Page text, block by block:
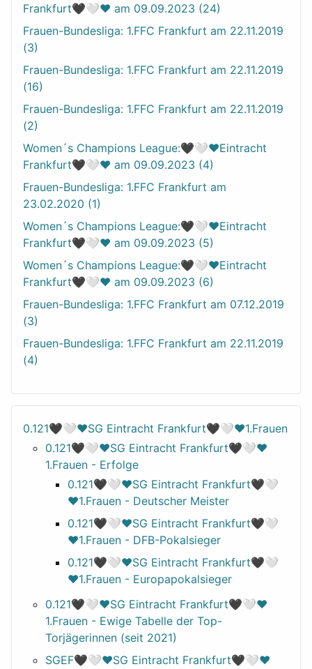
Frankfurt🖤🤍❤️ am 09.09.2023 (24)
Frauen-Bundesliga: 1.FFC Frankfurt am 22.11.2019
(3)
Frauen-Bundesliga: 1.FFC Frankfurt am 22.11.2019
(16)
Frauen-Bundesliga: 1.FFC Frankfurt am 22.11.2019
(2)
Women´s Champions League:🖤🤍❤️Eintracht
Frankfurt🖤🤍❤️ am 09.09.2023 (4)
Frauen-Bundesliga: 1.FFC Frankfurt am
23.02.2020 (1)
Women´s Champions League:🖤🤍❤️Eintracht
Frankfurt🖤🤍❤️ am 09.09.2023 (5)
Women´s Champions League:🖤🤍❤️Eintracht
Frankfurt🖤🤍❤️ am 09.09.2023 (6)
Frauen-Bundesliga: 1.FFC Frankfurt am 07.12.2019
(3)
Frauen-Bundesliga: 1.FFC Frankfurt am 22.11.2019
(4)
0.121🖤🤍❤️SG Eintracht Frankfurt🖤🤍❤️1.Frauen
0.121🖤🤍❤️SG Eintracht Frankfurt🖤🤍❤️
1.Frauen - Erfolge
0.121🖤🤍❤️SG Eintracht Frankfurt🖤🤍
❤️1.Frauen - Deutscher Meister
0.121🖤🤍❤️SG Eintracht Frankfurt🖤🤍
❤️1.Frauen - DFB-Pokalsieger
0.121🖤🤍❤️SG Eintracht Frankfurt🖤🤍
❤️1.Frauen - Europapokalsieger
0.121🖤🤍❤️SG Eintracht Frankfurt🖤🤍❤️
1.Frauen - Ewige Tabelle der Top-
Torjägerinnen (seit 2021)
SGEF🖤🤍❤️SG Eintracht Frankfurt🖤🤍❤️